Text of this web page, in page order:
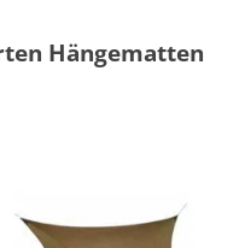
Hängematten